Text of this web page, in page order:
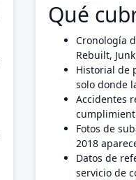
Qué
Cronología
Rebuilt,
Historial de
solo donde
Accidentes
Fotos de
2018
Datos de
servicio de